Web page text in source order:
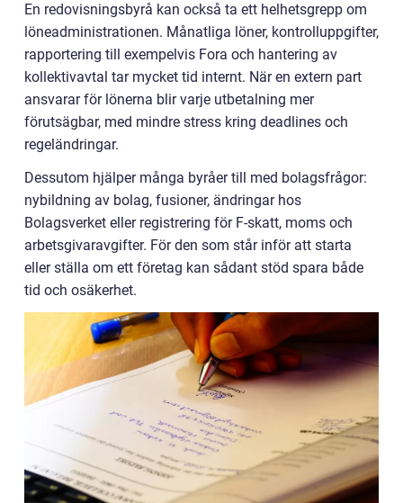
En redovisningsbyrå kan också ta ett helhetsgrepp om
löneadministrationen. Månatliga löner, kontrolluppgifter,
rapportering till exempelvis Fora och hantering av
kollektivavtal tar mycket tid internt. När en extern part
ansvarar för lönerna blir varje utbetalning mer
förutsägbar, med mindre stress kring deadlines och
regeländringar.
Dessutom hjälper många byråer till med bolagsfrågor:
nybildning av bolag, fusioner, ändringar hos
Bolagsverket eller registrering för F-skatt, moms och
arbetsgivaravgifter. För den som står inför att starta
eller ställa om ett företag kan sådant stöd spara både
tid och osäkerhet.